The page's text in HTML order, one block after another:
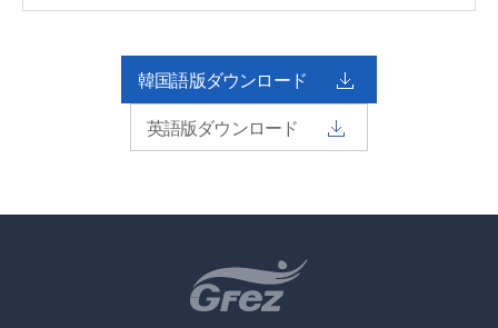
韓国語版ダウンロード
英語版ダウンロード